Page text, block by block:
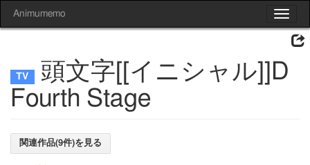
Toggle
Animumemo
頭文字[[イニシャル]]D
Fourth Stage
関連作品(9件)を見る